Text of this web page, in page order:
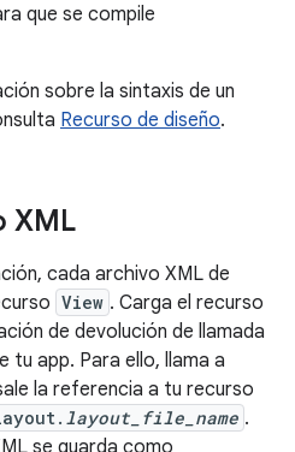
que se compile
sobre la sintaxis de un
Recurso de diseño.
XML
cada archivo XML de
View . Carga el recurso
de devolución de llamada
tu app. Para ello, llama a
la referencia a tu recurso
layout_file_name .